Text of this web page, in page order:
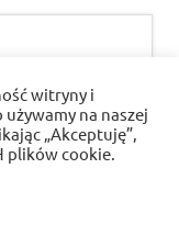
ThemeZee.
witryny i
na naszej
„Akceptuję”,
plików cookie.